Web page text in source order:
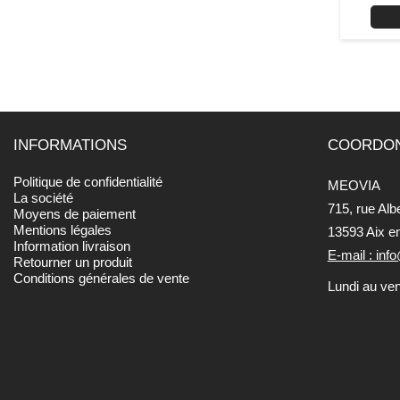
INFORMATIONS
Politique de confidentialité
La société
Moyens de paiement
Mentions légales
Information livraison
Retourner un produit
Conditions générales de vente
MEOVIA
715, rue
13593 Aix
E-mail :
Lundi au